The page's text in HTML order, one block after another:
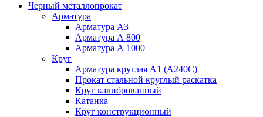
Черный металлопрокат
Арматура
Арматура А3
Арматура А 800
Арматура А 1000
Круг
Арматура круглая А1 (А240C)
Прокат стальной круглый раскатка
Круг калиброванный
Катанка
Круг конструкционный